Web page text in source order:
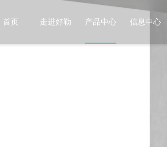
首页 走进好勒 产品中心 信息中心